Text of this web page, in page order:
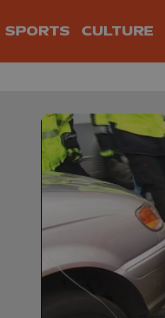
SPORTS CULTURE